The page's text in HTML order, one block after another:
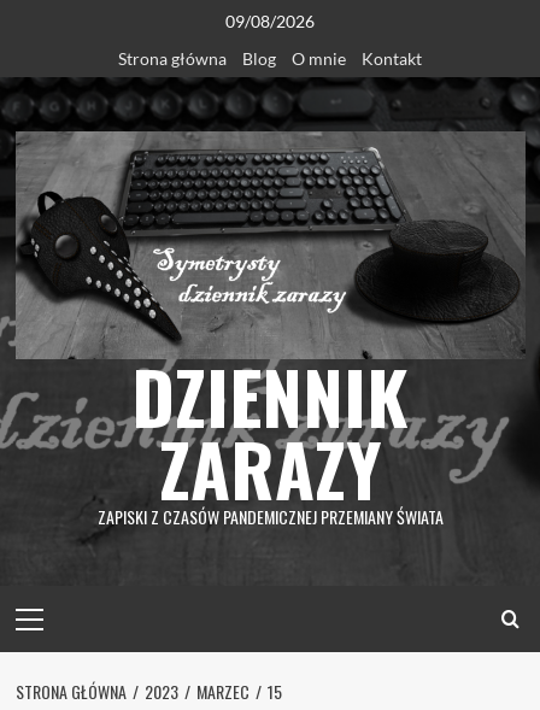
content
09/08/2026
Strona główna
Blog O mnie Kontakt
DZIENNIK
ZARAZY
ZAPISKI Z CZASÓW PANDEMICZNEJ PRZEMIANY ŚWIATA
Menu
STRONA GŁÓWNA 2023 MARZEC 15